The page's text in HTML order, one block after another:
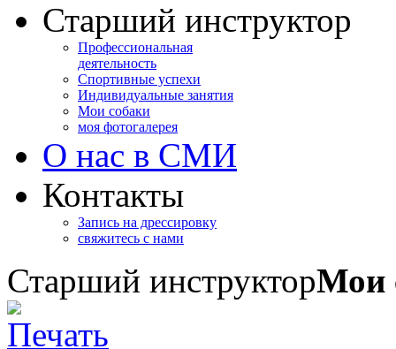
Старший инструктор
Профессиональная
деятельность
Спортивные успехи
Индивидуальные занятия
Мои собаки
моя фотогалерея
О нас в СМИ
Контакты
Запись на дрессировку
свяжитесь с нами
Старший инструкторМои